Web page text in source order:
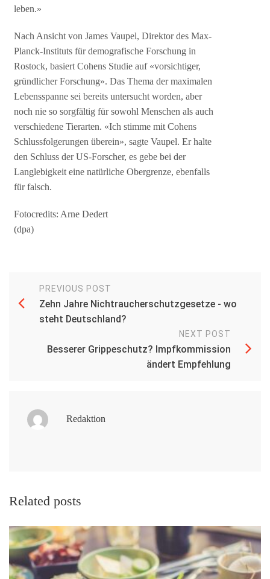
leben.»
Nach Ansicht von James Vaupel, Direktor des Max-
Planck-Instituts für demografische Forschung in
Rostock, basiert Cohens Studie auf «vorsichtiger,
gründlicher Forschung». Das Thema der maximalen
Lebensspanne sei bereits untersucht worden, aber
noch nie so sorgfältig für sowohl Menschen als auch
verschiedene Tierarten. «Ich stimme mit Cohens
Schlussfolgerungen überein», sagte Vaupel. Er halte
den Schluss der US-Forscher, es gebe bei der
Langlebigkeit eine natürliche Obergrenze, ebenfalls
für falsch.
Fotocredits: Arne Dedert
(dpa)
PREVIOUS POST
Zehn Jahre Nichtraucherschutzgesetze - wo
steht Deutschland?
NEXT POST
Besserer Grippeschutz? Impfkommission
ändert Empfehlung
Redaktion
Related posts